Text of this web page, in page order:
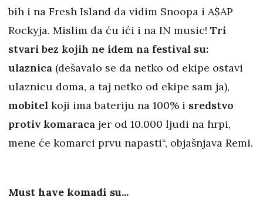
bih i na Fresh Island da vidim Snoopa i A$AP
Rockyja. Mislim da ću ići i na IN music! Tri
stvari bez kojih ne idem na festival su:
ulaznica (dešavalo se da netko od ekipe ostavi
ulaznicu doma, a taj netko od ekipe sam ja),
mobitel koji ima bateriju na 100% i sredstvo
protiv komaraca jer od 10.000 ljudi na hrpi,
mene će komarci prvu napasti“, objašnjava Remi.
Must have komadi su...